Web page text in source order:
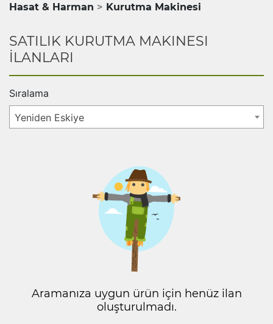
Hasat & Harman
Kurutma Makinesi
SATILIK KURUTMA MAKINESI
İLANLARI
Sıralama
Yeniden Eskiye
Aramanıza uygun ürün için henüz ilan
oluşturulmadı.